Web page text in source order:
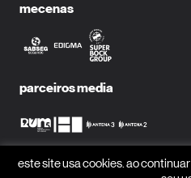
mecenas
parceiros media
este site usa cookies. ao